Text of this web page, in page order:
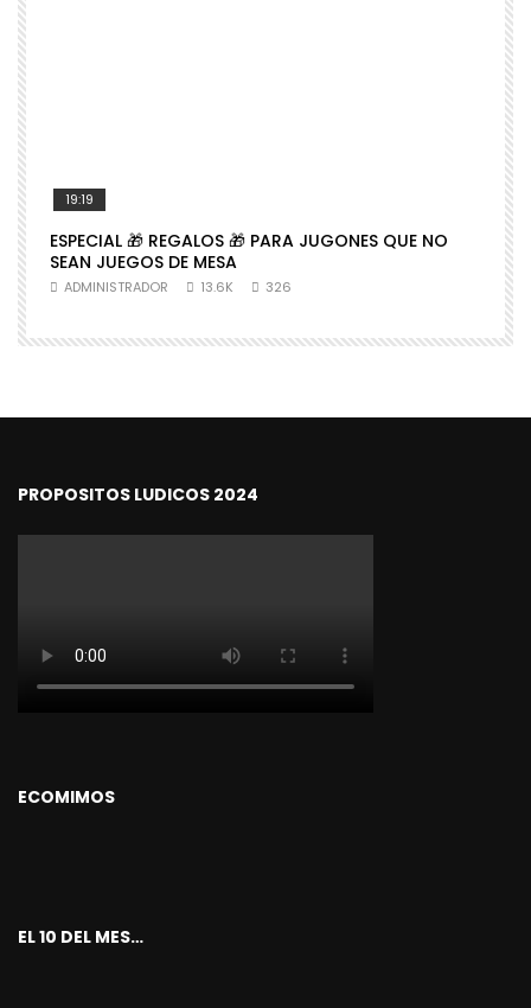
19:19
ESPECIAL 🎁 REGALOS 🎁 PARA JUGONES QUE NO
SEAN JUEGOS DE MESA
ADMINISTRADOR 13.6K 326
PROPOSITOS LUDICOS 2024
ECOMIMOS
EL 10 DEL MES…